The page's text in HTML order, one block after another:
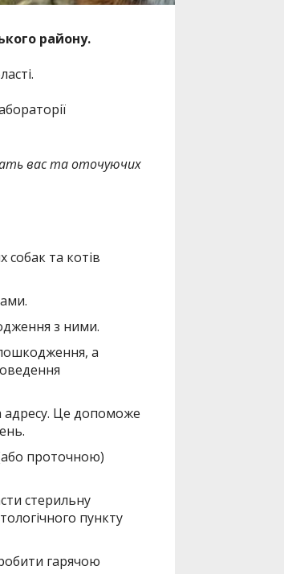
району.
вас та оточуючих
та котів
з ними.
а
адресу. Це допоможе
проточною)
стерильну
пункту
гарячою